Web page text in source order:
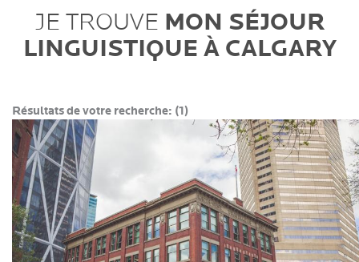
JE TROUVE MON SÉJOUR
LINGUISTIQUE À CALGARY
Résultats de votre recherche: (1)